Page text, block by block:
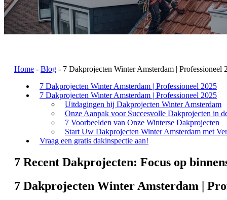
Home - Blog - 7 Dakprojecten Winter Amsterdam | Professioneel
7 Dakprojecten Winter Amsterdam | Professioneel 2025
7 Dakprojecten Winter Amsterdam | Professioneel 2025
Uitdagingen bij Dakprojecten Winter Amsterdam
Onze Aanpak voor Succesvolle Dakprojecten in
7 Voorbeelden van Onze Winterse Dakprojecten
Start Uw Dakprojecten Winter Amsterdam met
Vraag een gratis dakinspectie aan!
7 Recent Dakprojecten: Focus op
7 Dakprojecten Winter Amsterdam |